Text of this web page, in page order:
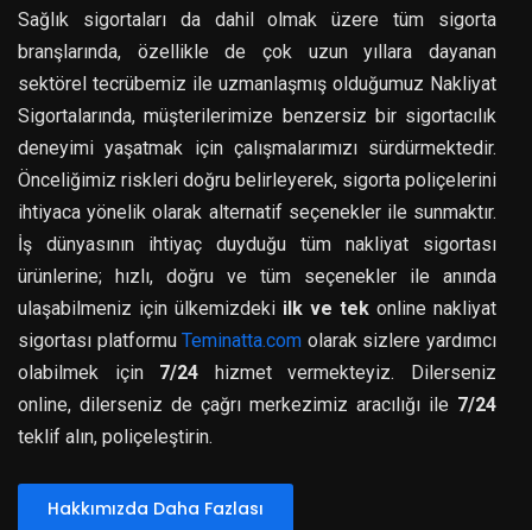
Sağlık sigortaları da dahil olmak üzere tüm sigorta
branşlarında, özellikle de çok uzun yıllara dayanan
sektörel tecrübemiz ile uzmanlaşmış olduğumuz Nakliyat
Sigortalarında, müşterilerimize benzersiz bir sigortacılık
deneyimi yaşatmak için çalışmalarımızı sürdürmektedir.
Önceliğimiz riskleri doğru belirleyerek, sigorta poliçelerini
ihtiyaca yönelik olarak alternatif seçenekler ile sunmaktır.
İş dünyasının ihtiyaç duyduğu tüm nakliyat sigortası
ürünlerine; hızlı, doğru ve tüm seçenekler ile anında
ulaşabilmeniz için ülkemizdeki ilk ve tek online nakliyat
sigortası platformuTeminatta.com olarak sizlere yardımcı
olabilmek için 7/24 hizmet vermekteyiz. Dilerseniz
online, dilerseniz de çağrı merkezimiz aracılığı ile 7/24
teklif alın, poliçeleştirin.
Hakkımızda Daha Fazlası